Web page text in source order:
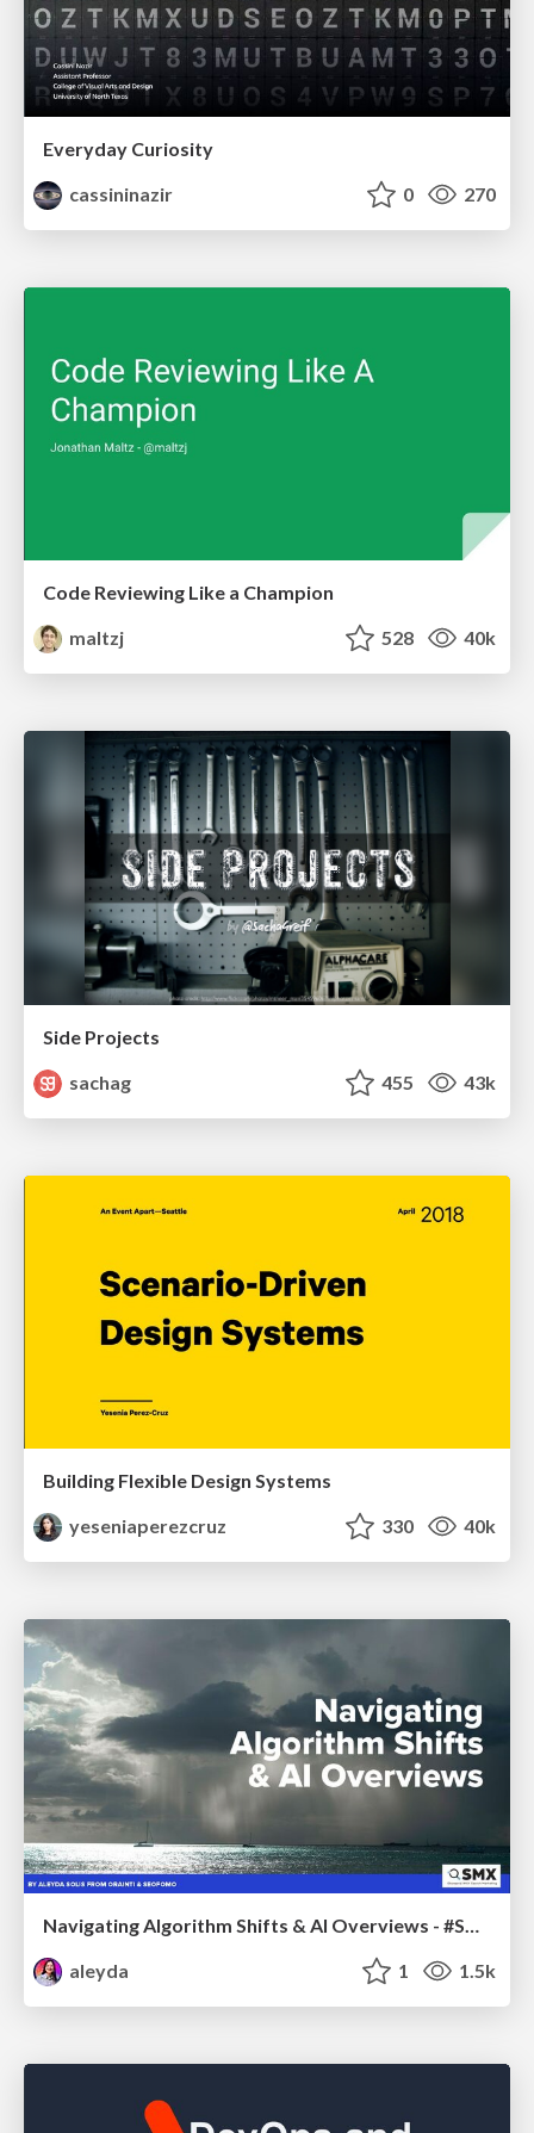
Everyday Curiosity
cassininazir
0 270
Code Reviewing Like a Champion
maltzj
528 40k
Side Projects
sachag
455 43k
Building Flexible Design Systems
yeseniaperezcruz
330 40k
aleyda
1 1.5k